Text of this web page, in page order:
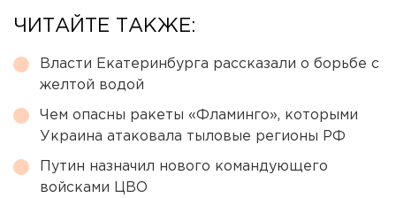
ЧИТАЙТЕ ТАКЖЕ:
Власти Екатеринбурга рассказали о борьбе с
желтой водой
Чем опасны ракеты «Фламинго», которыми
Украина атаковала тыловые регионы РФ
Путин назначил нового командующего
войсками ЦВО